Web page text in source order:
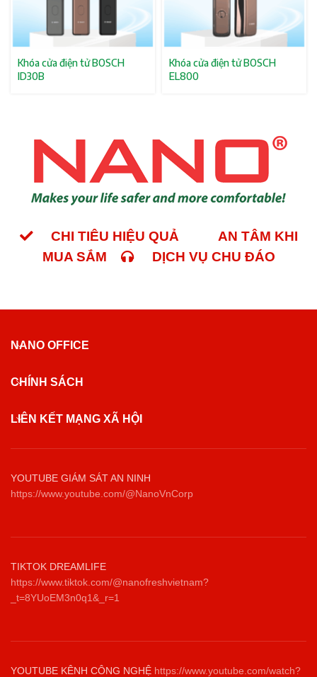
Khóa cửa điện tử BOSCH
ID30B
Khóa cửa điện tử BOSCH
EL800
CHI TIÊU HIỆU QUẢ
AN TÂM KHI
MUA SẮM
DỊCH VỤ CHU ĐÁO
NANO OFFICE
CHÍNH SÁCH
LIÊN KẾT MẠNG XÃ HỘI
YOUTUBE GIÁM SÁT AN NINH
https://www.youtube.com/@NanoVnCorp
TIKTOK DREAMLIFE
https://www.tiktok.com/@nanofreshvietnam?
_t=8YUoEM3n0q1&_r=1
YOUTUBE KÊNH CÔNG NGHỆ https://www.youtube.com/watch?